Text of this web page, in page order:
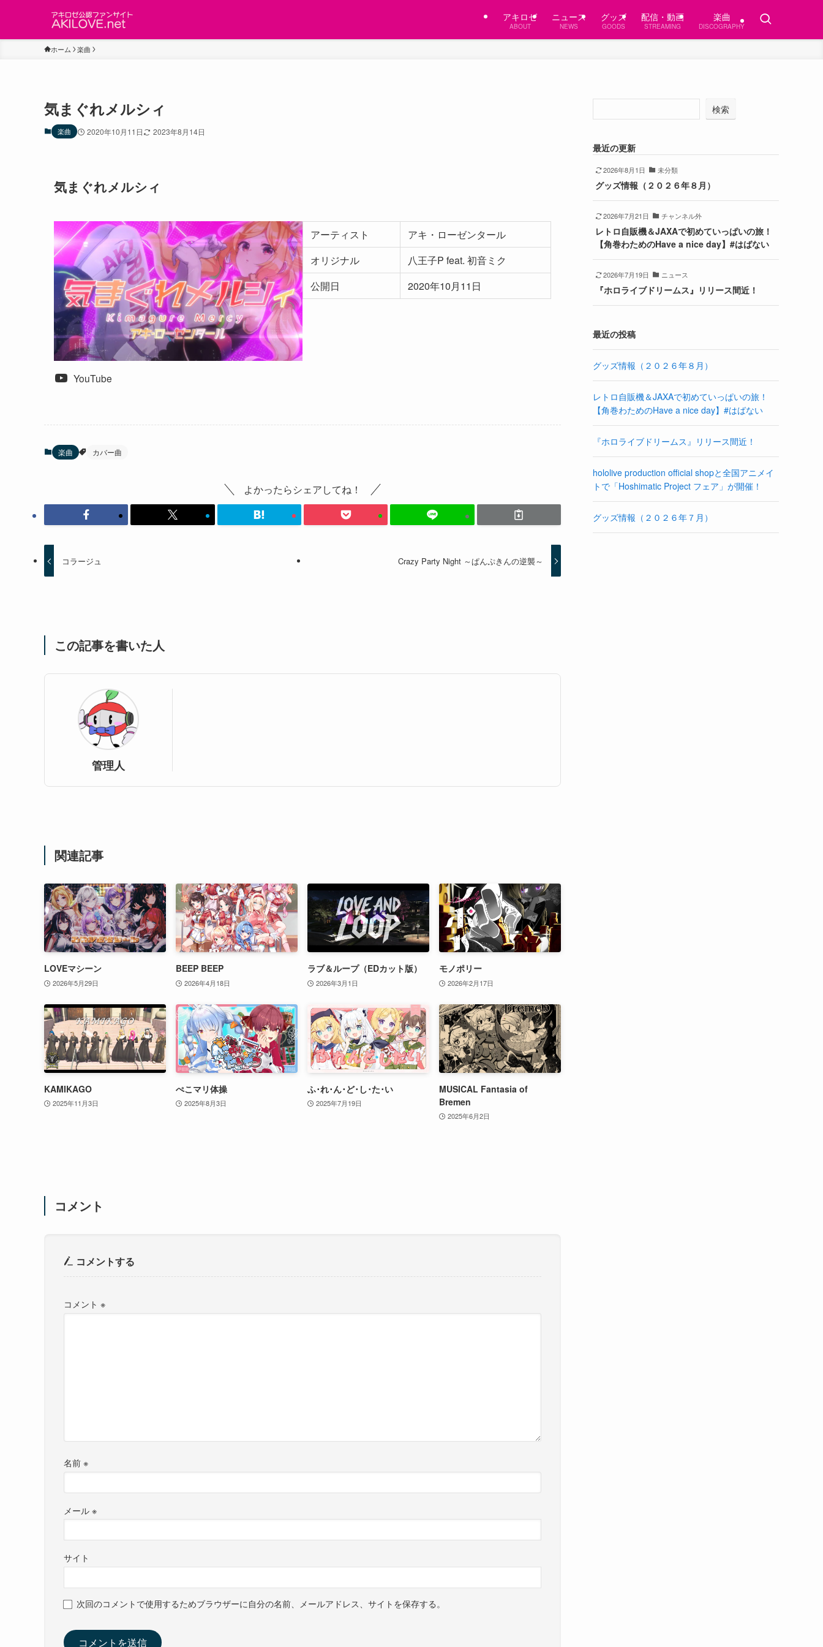
アキロゼ
ABOUT
ニュース
NEWS
グッズ
GOODS
配信・動画
STREAMING
楽曲
DISCOGRAPHY
ホーム 楽曲
気まぐれメルシィ
楽曲 2020年10月11日 2023年8月14日
気まぐれメルシィ
YouTube
アーティスト
アキ・ローゼンタール
オリジナル
八王子P feat. 初音ミク
公開日
2020年10月11日
楽曲 カバー曲
よかったらシェアしてね！
コラージュ Crazy Party Night ～ぱんぷきんの逆襲～
この記事を書いた人
管理人
関連記事
LOVEマシーン
2026年5月29日
BEEP BEEP
2026年4月18日
ラブ＆ループ（EDカット版）
2026年3月1日
モノポリー
2026年2月17日
KAMIKAGO
2025年11月3日
ぺこマリ体操
2025年8月3日
ふ･れ･ん･ど･し･た･い
2025年7月19日
MUSICAL Fantasia of
Bremen
2025年6月2日
コメント
コメントする
コメント ※
名前※
メール※
サイト
次回のコメントで使用するためブラウザーに自分の名前、メールアドレス、サイトを保存する。
検索
最近の更新
2026年8月1日 未分類
グッズ情報（２０２６年８月）
2026年7月21日 チャンネル外
レトロ自販機＆JAXAで初めていっぱいの旅！
【角巻わためのHave a nice day】#はばない
2026年7月19日 ニュース
『ホロライブドリームス』リリース間近！
最近の投稿
グッズ情報（２０２６年８月）
レトロ自販機＆JAXAで初めていっぱいの旅！
【角巻わためのHave a nice day】#はばない
『ホロライブドリームス』リリース間近！
hololive production official shopと全国アニメイ
トで「Hoshimatic Project フェア」が開催！
グッズ情報（２０２６年７月）